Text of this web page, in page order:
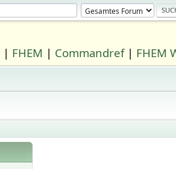
| FHEM | Commandref| FHEM